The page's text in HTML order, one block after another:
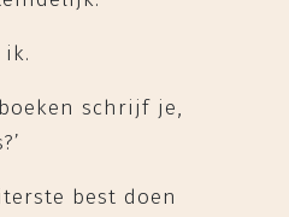
ik.
schrijf je,
best doen